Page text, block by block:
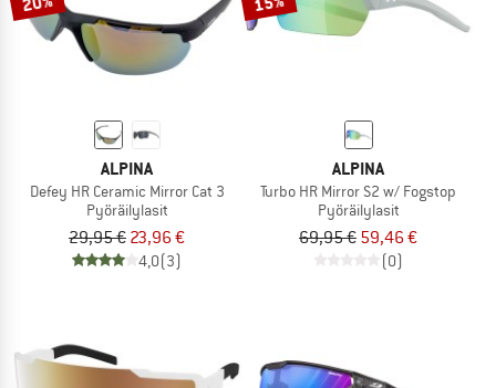
ALPINA
Defey HR Ceramic Mirror Cat 3
Pyöräilylasit
29,95 € 23,96 €
4,0(3)
ALPINA
Turbo HR Mirror S2 w/ Fogstop
Pyöräilylasit
69,95 € 59,46 €
(0)